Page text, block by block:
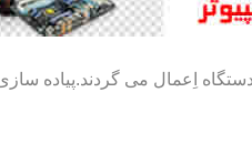
اِعمال می گردند.پیاده